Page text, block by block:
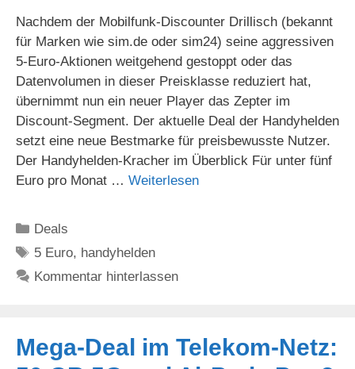
Nachdem der Mobilfunk-Discounter Drillisch (bekannt
für Marken wie sim.de oder sim24) seine aggressiven
5-Euro-Aktionen weitgehend gestoppt oder das
Datenvolumen in dieser Preisklasse reduziert hat,
übernimmt nun ein neuer Player das Zepter im
Discount-Segment. Der aktuelle Deal der Handyhelden
setzt eine neue Bestmarke für preisbewusste Nutzer.
Der Handyhelden-Kracher im Überblick Für unter fünf
Euro pro Monat … Weiterlesen
Kategorien
Deals
Schlagwörter
5 Euro, handyhelden
Kommentar hinterlassen
Mega-Deal im Telekom-Netz: